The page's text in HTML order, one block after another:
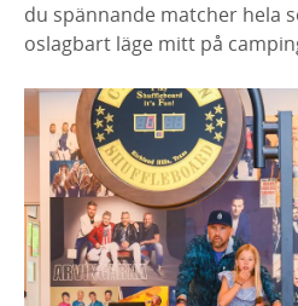
du spännande matcher hela
oslagbart läge mitt på